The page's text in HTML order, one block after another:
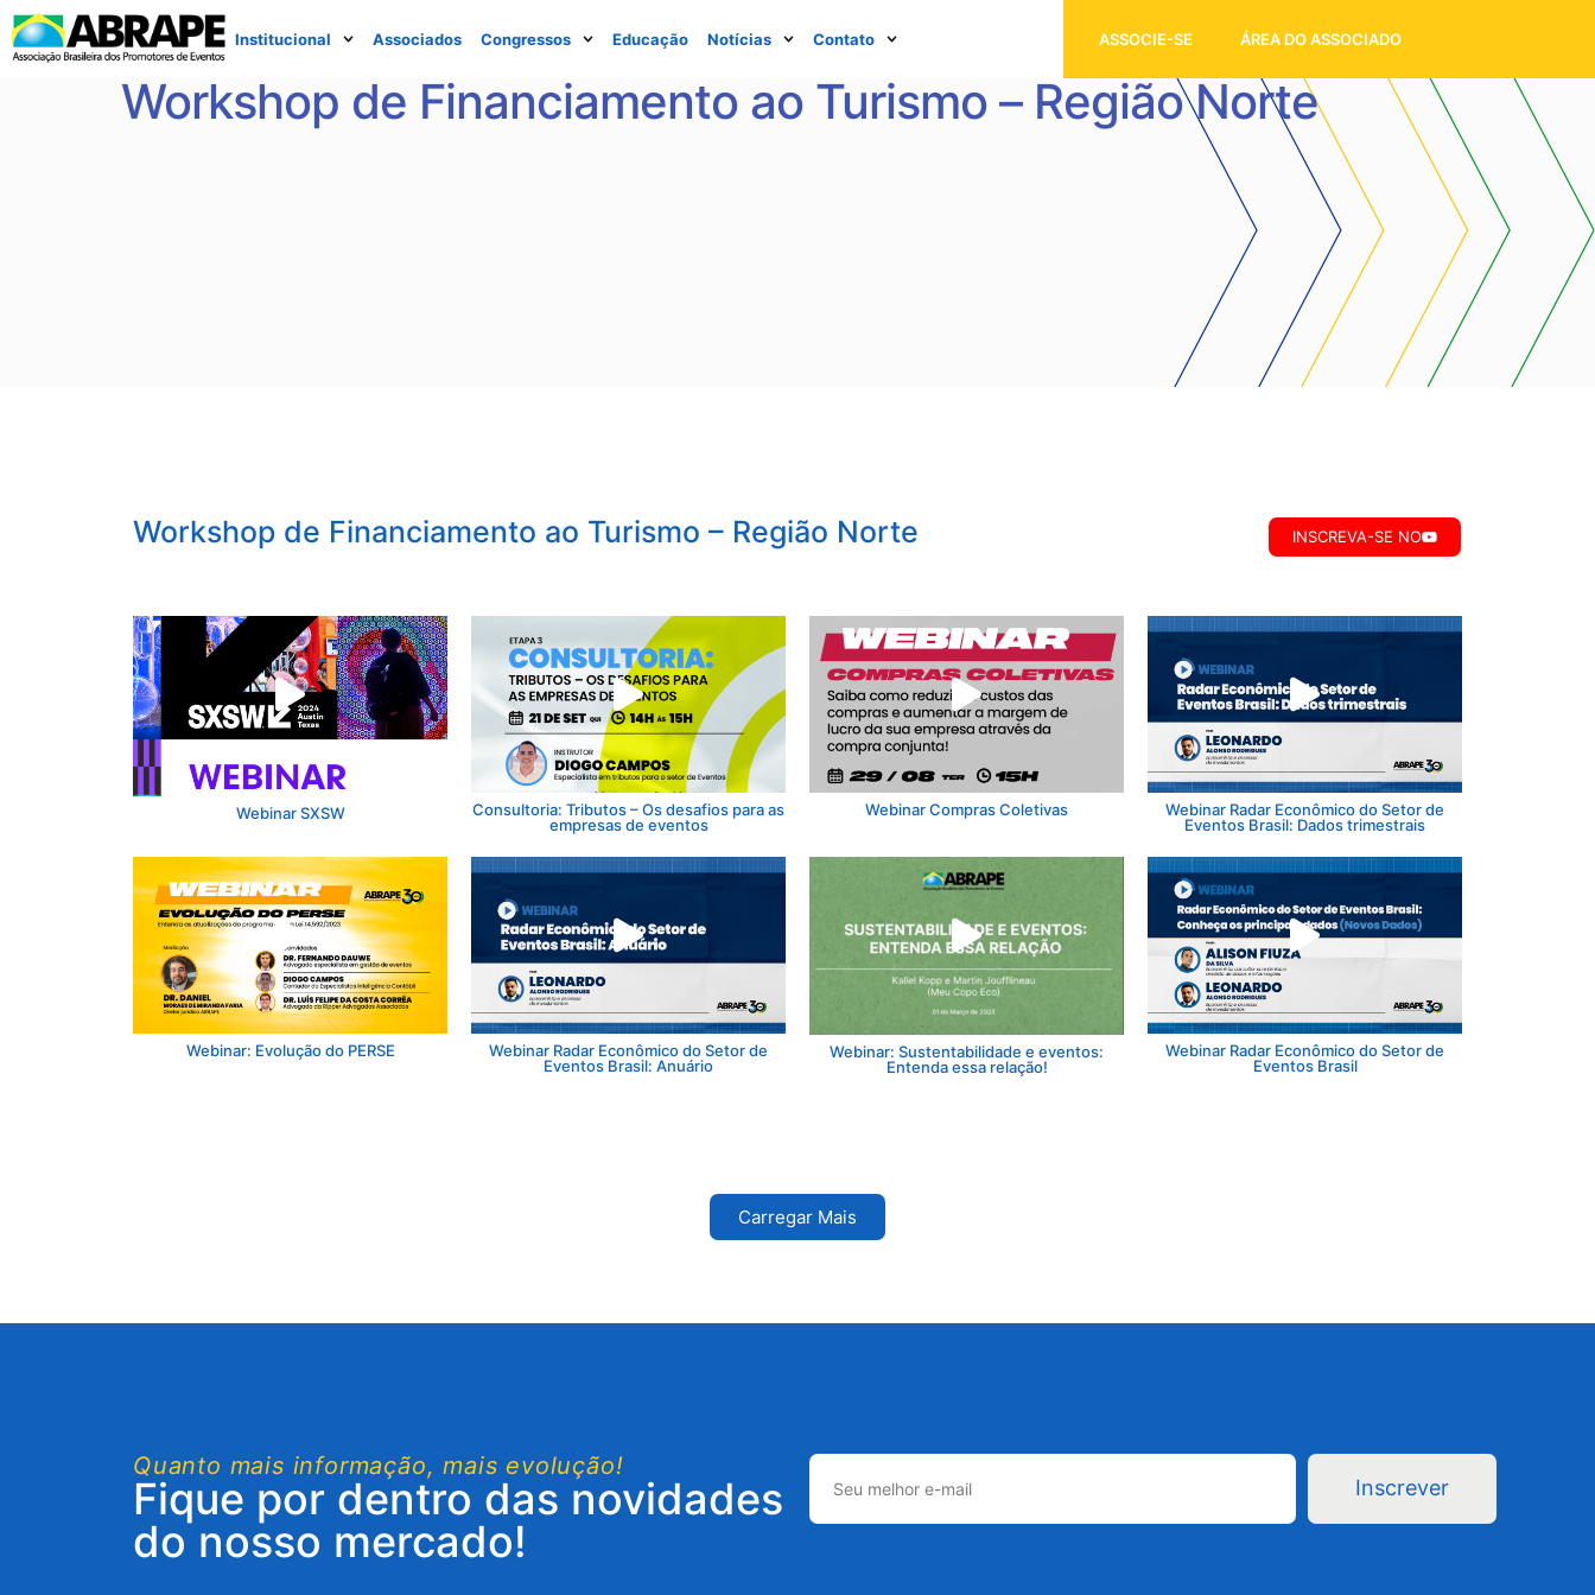
Institucional Associados Congressos Educação Notícias Contato ASSOCIE-SE ÁREA DO ASSOCIADO
Workshop de Financiamento ao Turismo – Região Norte
Workshop de Financiamento ao Turismo – Região Norte INSCREVA-SE NO
Webinar SXSW
Consultoria: Tributos – Os desafios para as
empresas de eventos
Webinar Compras Coletivas
Webinar Radar Econômico do Setor de
Eventos Brasil: Dados trimestrais
Webinar: Evolução do PERSE
Webinar Radar Econômico do Setor de
Eventos Brasil: Anuário
Webinar: Sustentabilidade e eventos:
Entenda essa relação!
Webinar Radar Econômico do Setor de
Eventos Brasil
Carregar Mais
Quanto mais informação, mais evolução!
Fique por dentro das novidades
do nosso mercado!
Inscrever